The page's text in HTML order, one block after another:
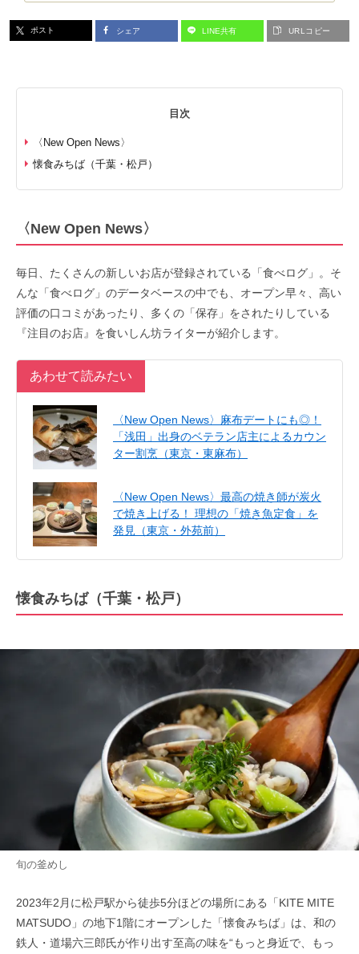
ポスト シェア LINE共有 URLコピー
目次
〈New Open News〉
懐食みちば（千葉・松戸）
〈New Open News〉
毎日、たくさんの新しいお店が登録されている「食べログ」。そ
んな「食べログ」のデータベースの中でも、オープン早々、高い
評価の口コミがあったり、多くの「保存」をされたりしている
『注目のお店』を食いしん坊ライターが紹介します。
あわせて読みたい
〈New Open News〉麻布デートにも◎！
「浅田」出身のベテラン店主によるカウン
ター割烹（東京・東麻布）
〈New Open News〉最高の焼き師が炭火
で焼き上げる！ 理想の「焼き魚定食」を
発見（東京・外苑前）
懐食みちば（千葉・松戸）
旬の釜めし
2023年2月に松戸駅から徒歩5分ほどの場所にある「KITE MITE
MATSUDO」の地下1階にオープンした「懐食みちば」は、和の
鉄人・道場六三郎氏が作り出す至高の味を“もっと身近で、もっ